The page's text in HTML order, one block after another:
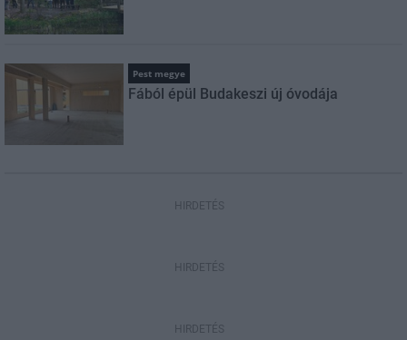
Pest megye
Fából épül Budakeszi új óvodája
HIRDETÉS
HIRDETÉS
HIRDETÉS